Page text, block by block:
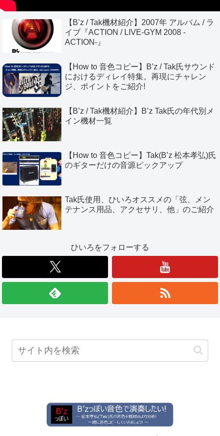
【B’z / Tak機材紹介】2007年 アルバム / ラ
イブ『ACTION / LIVE-GYM 2008 -
ACTION-』
【How to 音色コピー】B’z / Tak氏サウンド
におけるディレイ特集。再現にチャレン
ジ、ポイントをご紹介!
【B’z / Tak機材紹介】B’z Tak氏の年代別メ
イン機材一覧
【How to 音色コピー】Tak(B’z 松本孝弘)氏
のギターだけの音源ピックアップ
Tak氏使用、ひいろオススメの「弦、メン
テナンス用品、アクセサリ、他」のご紹介
ひいろをフォローする